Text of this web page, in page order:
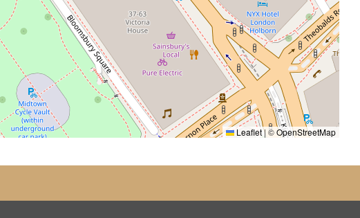
Leaflet| ©OpenStreetMap